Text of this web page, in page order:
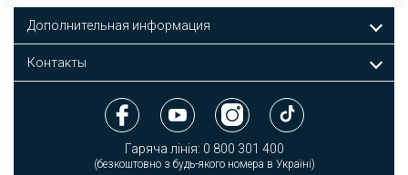
Дополнительная информация
Контакты
Гаряча лінія: 0 800 301 400
(безкоштовно з будь-якого номера в Україні)